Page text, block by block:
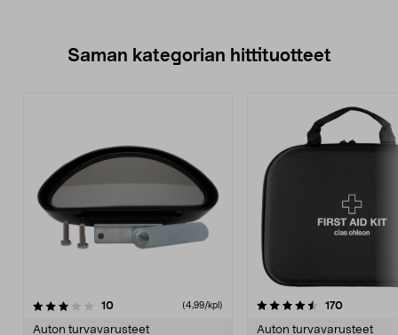
Saman kategorian hittituotteet
10arvostelut (4,99/kpl)
Auton turvavarusteet
4.5 viidestä
170arvostelut
Auton turvavarusteet
4.5 viidestä